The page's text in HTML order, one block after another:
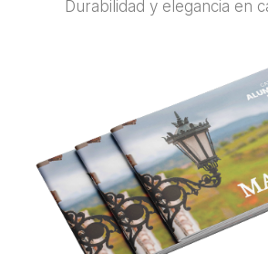
Durabilidad y elegancia en